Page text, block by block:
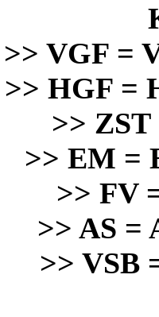
>> VGF =
>> HGF =
>>
>> EM =
>> FV
>> AS =
>> VSB